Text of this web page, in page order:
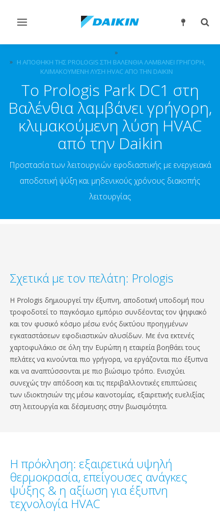
Εναλλαγή
πλοήγηση
Η ΑΠΟΘΉΚΗ ΤΗΣ PROLOGIS ΣΤΗ ΒΑΛΈΝΘΙΑ ΛΑΜΒΆΝΕΙ ΓΡΉΓΟΡΗ,
ΚΛΙΜΑΚΟΎΜΕΝΗ ΛΎΣΗ HVAC ΑΠΌ ΤΗΝ DAIKIN
Το Prologis Park DC1 στη
Βαλένθια λαμβάνει γρήγορη,
κλιμακούμενη λύση HVAC
από την Daikin
Προστασία των λειτουργιών εφοδιαστικής με ενεργειακά
αποδοτική ψύξη και μηδενικούς χρόνους διακοπής
λειτουργίας
Σχετικά με τον πελάτη: Prologis
Η Prologis δημιουργεί την έξυπνη, αποδοτική υποδομή που
τροφοδοτεί το παγκόσμιο εμπόριο συνδέοντας τον ψηφιακό
και τον φυσικό κόσμο μέσω ενός δικτύου προηγμένων
εγκαταστάσεων εφοδιαστικών αλυσίδων. Με ένα εκτενές
χαρτοφυλάκιο σε όλη την Ευρώπη η εταιρεία βοηθάει τους
πελάτες να κινούνται πιο γρήγορα, να εργάζονται πιο έξυπνα
και να αναπτύσσονται με πιο βιώσιμο τρόπο. Ενισχύει
συνεχώς την απόδοση και τις περιβαλλοντικές επιπτώσεις
των ιδιοκτησιών της μέσω καινοτομίας, εξαιρετικής ευελιξίας
στη λειτουργία και δέσμευσης στην βιωσιμότητα.
Η πρόκληση: εξαιρετικά υψηλή
θερμοκρασία, επείγουσες ανάγκες
ψύξης & η αξίωση για έξυπνη
τεχνολογία HVAC